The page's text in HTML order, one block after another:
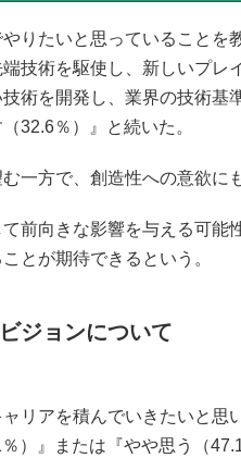
りたいと思っていることを
技術を駆使し、新しいプレ
術を開発し、業界の技術基
32.6％）』と続いた。
一方で、創造性への意欲に
前向きな影響を与える可能
とが期待できるという。
ジョンについて
ャリアを積んでいきたいと
）』または『やや思う（